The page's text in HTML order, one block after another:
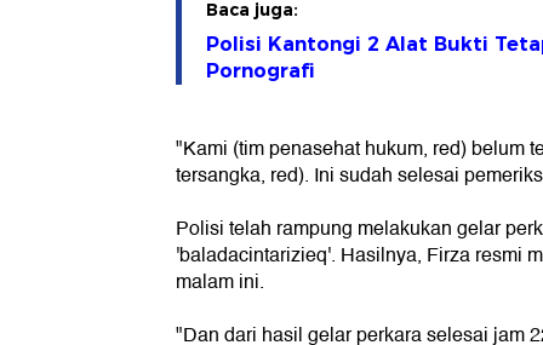
Baca juga:
Polisi Kantongi 2 Alat Bukti
Pornografi
"Kami (tim penasehat hukum, red) belum
tersangka, red). Ini sudah selesai
Polisi telah rampung melakukan gelar
'baladacintarizieq'. Hasilnya, Firza resmi
malam ini.
"Dan dari hasil gelar perkara selesai jam